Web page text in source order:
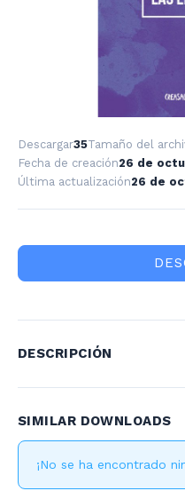
Descargar35Tamaño del
Fecha de creación26 de
Última actualización26 de
DESCRIPCIÓN
SIMILAR DOWNLOADS
¡No se ha encontrado